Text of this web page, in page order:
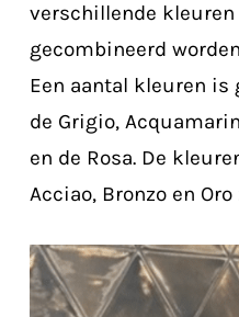
verschillende kleuren
gecombineerd
Een aantal kleuren is
de Grigio,
en de Rosa. De
Acciao, Bronzo en